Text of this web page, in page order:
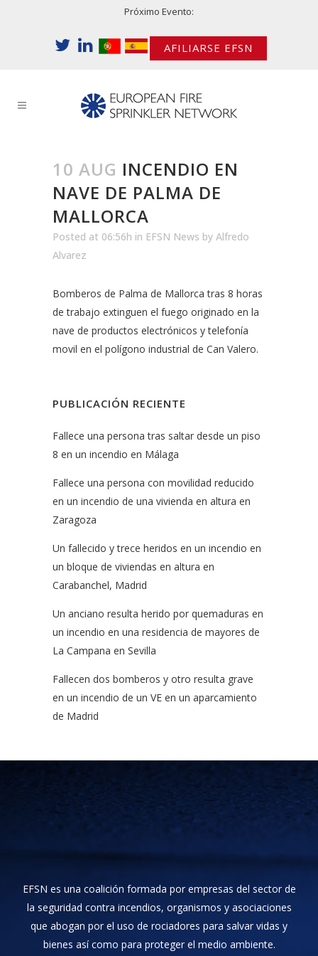
Próximo Evento:
AFILIARSE EFSN
10 AUG INCENDIO EN
NAVE DE PALMA DE
MALLORCA
Posted at 06:56h in EFSN News by Alfredo
Alvarez
Bomberos de Palma de Mallorca tras 8 horas
de trabajo extinguen el fuego originado en la
nave de productos electrónicos y telefonía
movil en el polígono industrial de Can Valero.
PUBLICACIÓN RECIENTE
Fallece una persona tras saltar desde un piso
8 en un incendio en Málaga
Fallece una persona con movilidad reducido
en un incendio de una vivienda en altura en
Zaragoza
Un fallecido y trece heridos en un incendio en
un bloque de viviendas en altura en
Carabanchel, Madrid
Un anciano resulta herido por quemaduras en
un incendio en una residencia de mayores de
La Campana en Sevilla
Fallecen dos bomberos y otro resulta grave
en un incendio de un VE en un aparcamiento
de Madrid
EFSN es una coalición formada por empresas del sector de
la seguridad contra incendios, organismos y asociaciones
que abogan por el uso de rociadores para salvar vidas y
bienes así como para proteger el medio ambiente.